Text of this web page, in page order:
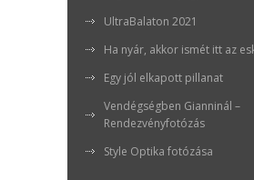
UltraBalaton 2021
Ha nyár, akkor ismét itt az
Egy jól elkapott pillanat
Vendégségben Gianninál –
Rendezvényfotózás
Style Optika fotózása